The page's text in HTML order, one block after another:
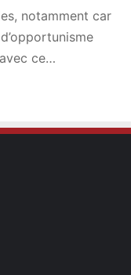
notamment car
ce…